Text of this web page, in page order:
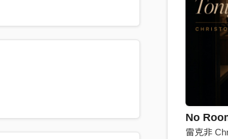
No
雷克非